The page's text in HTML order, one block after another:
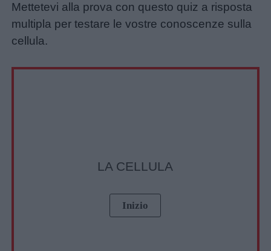
Mettetevi alla prova con questo quiz a risposta
multipla per testare le vostre conoscenze sulla
cellula.
LA CELLULA